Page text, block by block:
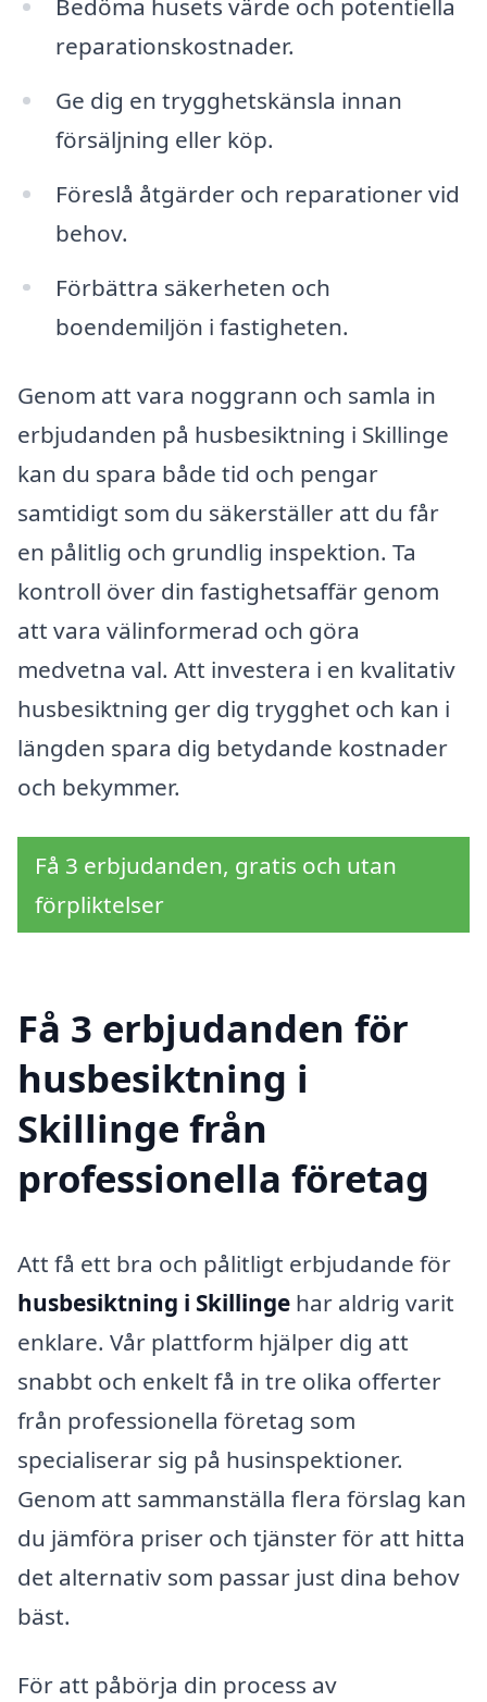
Bedöma husets värde och potentiella
reparationskostnader.
Ge dig en trygghetskänsla innan
försäljning eller köp.
Föreslå åtgärder och reparationer vid
behov.
Förbättra säkerheten och
boendemiljön i fastigheten.
Genom att vara noggrann och samla in
erbjudanden på husbesiktning i Skillinge
kan du spara både tid och pengar
samtidigt som du säkerställer att du får
en pålitlig och grundlig inspektion. Ta
kontroll över din fastighetsaffär genom
att vara välinformerad och göra
medvetna val. Att investera i en kvalitativ
husbesiktning ger dig trygghet och kan i
längden spara dig betydande kostnader
och bekymmer.
Få 3 erbjudanden, gratis och utan
förpliktelser
Få 3 erbjudanden för
husbesiktning i
Skillinge från
professionella företag
Att få ett bra och pålitligt erbjudande för
husbesiktning i Skillinge har aldrig varit
enklare. Vår plattform hjälper dig att
snabbt och enkelt få in tre olika offerter
från professionella företag som
specialiserar sig på husinspektioner.
Genom att sammanställa flera förslag kan
du jämföra priser och tjänster för att hitta
det alternativ som passar just dina behov
bäst.
För att påbörja din process av